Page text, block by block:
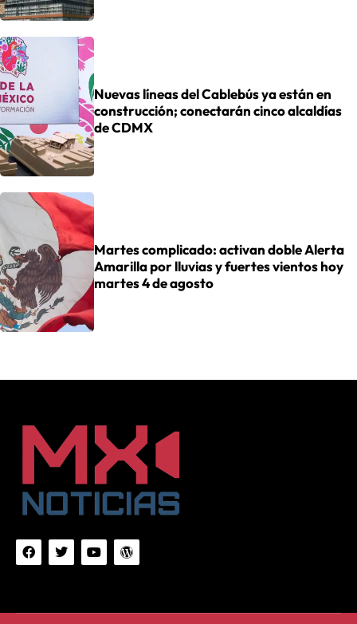
Nuevas líneas del Cablebús ya están en
construcción; conectarán cinco alcaldías
de CDMX
Martes complicado: activan doble Alerta
Amarilla por lluvias y fuertes vientos hoy
martes 4 de agosto